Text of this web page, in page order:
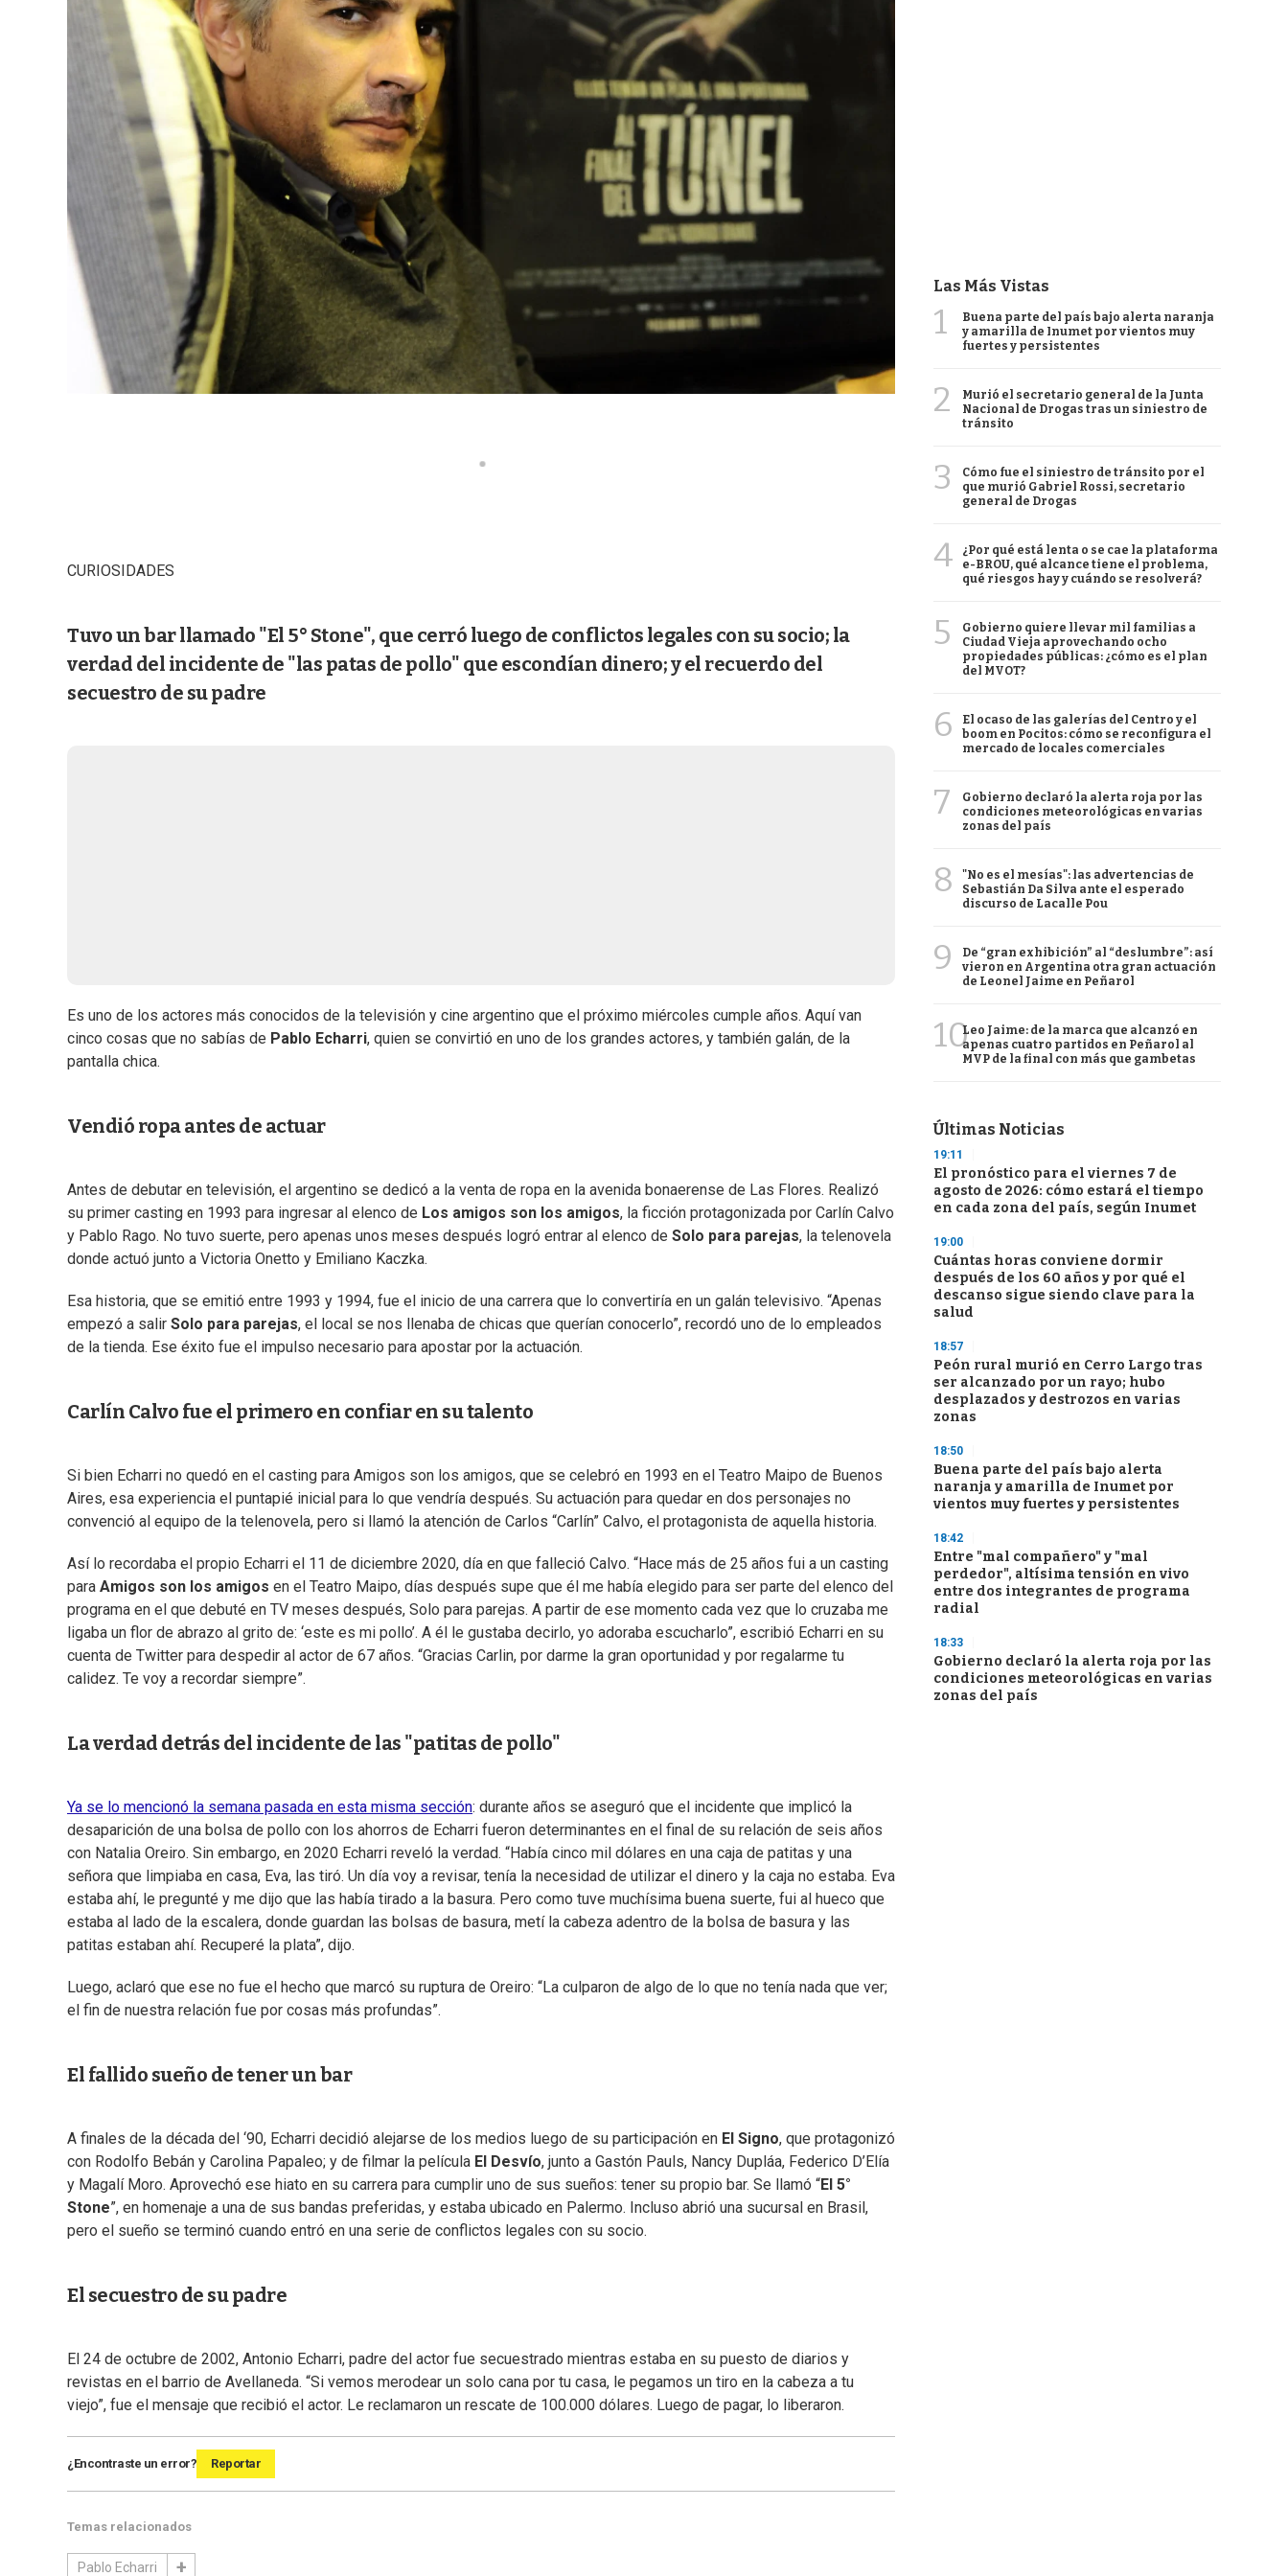
CURIOSIDADES
Tuvo un bar llamado "El 5° Stone", que cerró luego de conflictos legales con su socio; la
verdad del incidente de "las patas de pollo" que escondían dinero; y el recuerdo del
secuestro de su padre
Es uno de los actores más conocidos de la televisión y cine argentino que el próximo miércoles cumple años. Aquí van
cinco cosas que no sabías de Pablo Echarri, quien se convirtió en uno de los grandes actores, y también galán, de la
pantalla chica.
Vendió ropa antes de actuar
Antes de debutar en televisión, el argentino se dedicó a la venta de ropa en la avenida bonaerense de Las Flores. Realizó
su primer casting en 1993 para ingresar al elenco de Los amigos son los amigos, la ficción protagonizada por Carlín Calvo
y Pablo Rago. No tuvo suerte, pero apenas unos meses después logró entrar al elenco de Solo para parejas, la telenovela
donde actuó junto a Victoria Onetto y Emiliano Kaczka.
Esa historia, que se emitió entre 1993 y 1994, fue el inicio de una carrera que lo convertiría en un galán televisivo. “Apenas
empezó a salir Solo para parejas, el local se nos llenaba de chicas que querían conocerlo”, recordó uno de lo empleados
de la tienda. Ese éxito fue el impulso necesario para apostar por la actuación.
Carlín Calvo fue el primero en confiar en su talento
Si bien Echarri no quedó en el casting para Amigos son los amigos, que se celebró en 1993 en el Teatro Maipo de Buenos
Aires, esa experiencia el puntapié inicial para lo que vendría después. Su actuación para quedar en dos personajes no
convenció al equipo de la telenovela, pero si llamó la atención de Carlos “Carlín” Calvo, el protagonista de aquella historia.
Así lo recordaba el propio Echarri el 11 de diciembre 2020, día en que falleció Calvo. “Hace más de 25 años fui a un casting
para Amigos son los amigos en el Teatro Maipo, días después supe que él me había elegido para ser parte del elenco del
programa en el que debuté en TV meses después, Solo para parejas. A partir de ese momento cada vez que lo cruzaba me
ligaba un flor de abrazo al grito de: ‘este es mi pollo’. A él le gustaba decirlo, yo adoraba escucharlo”, escribió Echarri en su
cuenta de Twitter para despedir al actor de 67 años. “Gracias Carlin, por darme la gran oportunidad y por regalarme tu
calidez. Te voy a recordar siempre”.
La verdad detrás del incidente de las "patitas de pollo"
Ya se lo mencionó la semana pasada en esta misma sección: durante años se aseguró que el incidente que implicó la
desaparición de una bolsa de pollo con los ahorros de Echarri fueron determinantes en el final de su relación de seis años
con Natalia Oreiro. Sin embargo, en 2020 Echarri reveló la verdad. “Había cinco mil dólares en una caja de patitas y una
señora que limpiaba en casa, Eva, las tiró. Un día voy a revisar, tenía la necesidad de utilizar el dinero y la caja no estaba. Eva
estaba ahí, le pregunté y me dijo que las había tirado a la basura. Pero como tuve muchísima buena suerte, fui al hueco que
estaba al lado de la escalera, donde guardan las bolsas de basura, metí la cabeza adentro de la bolsa de basura y las
patitas estaban ahí. Recuperé la plata”, dijo.
Luego, aclaró que ese no fue el hecho que marcó su ruptura de Oreiro: “La culparon de algo de lo que no tenía nada que ver;
el fin de nuestra relación fue por cosas más profundas”.
El fallido sueño de tener un bar
A finales de la década del ‘90, Echarri decidió alejarse de los medios luego de su participación en El Signo, que protagonizó
con Rodolfo Bebán y Carolina Papaleo; y de filmar la película El Desvío, junto a Gastón Pauls, Nancy Dupláa, Federico D’Elía
y Magalí Moro. Aprovechó ese hiato en su carrera para cumplir uno de sus sueños: tener su propio bar. Se llamó “El 5°
Stone”, en homenaje a una de sus bandas preferidas, y estaba ubicado en Palermo. Incluso abrió una sucursal en Brasil,
pero el sueño se terminó cuando entró en una serie de conflictos legales con su socio.
El secuestro de su padre
El 24 de octubre de 2002, Antonio Echarri, padre del actor fue secuestrado mientras estaba en su puesto de diarios y
revistas en el barrio de Avellaneda. “Si vemos merodear un solo cana por tu casa, le pegamos un tiro en la cabeza a tu
viejo”, fue el mensaje que recibió el actor. Le reclamaron un rescate de 100.000 dólares. Luego de pagar, lo liberaron.
¿Encontraste un error? Reportar
Temas relacionados
Pablo Echarri
Las Más Vistas
1
Buena parte del país bajo alerta naranja
y amarilla de Inumet por vientos muy
fuertes y persistentes
2
Murió el secretario general de la Junta
Nacional de Drogas tras un siniestro de
tránsito
3
Cómo fue el siniestro de tránsito por el
que murió Gabriel Rossi, secretario
general de Drogas
4
¿Por qué está lenta o se cae la plataforma
e-BROU, qué alcance tiene el problema,
qué riesgos hay y cuándo se resolverá?
5
Gobierno quiere llevar mil familias a
Ciudad Vieja aprovechando ocho
propiedades públicas: ¿cómo es el plan
del MVOT?
6
El ocaso de las galerías del Centro y el
boom en Pocitos: cómo se reconfigura el
mercado de locales comerciales
7
Gobierno declaró la alerta roja por las
condiciones meteorológicas en varias
zonas del país
8
"No es el mesías": las advertencias de
Sebastián Da Silva ante el esperado
discurso de Lacalle Pou
9
De “gran exhibición” al “deslumbre”: así
vieron en Argentina otra gran actuación
de Leonel Jaime en Peñarol
10Leo Jaime: de la marca que alcanzó en
apenas cuatro partidos en Peñarol al
MVP de la final con más que gambetas
Últimas Noticias
19:11
El pronóstico para el viernes 7 de
agosto de 2026: cómo estará el tiempo
en cada zona del país, según Inumet
19:00
Cuántas horas conviene dormir
después de los 60 años y por qué el
descanso sigue siendo clave para la
salud
18:57
Peón rural murió en Cerro Largo tras
ser alcanzado por un rayo; hubo
desplazados y destrozos en varias
zonas
18:50
Buena parte del país bajo alerta
naranja y amarilla de Inumet por
vientos muy fuertes y persistentes
18:42
Entre "mal compañero" y "mal
perdedor", altísima tensión en vivo
entre dos integrantes de programa
radial
18:33
Gobierno declaró la alerta roja por las
condiciones meteorológicas en varias
zonas del país